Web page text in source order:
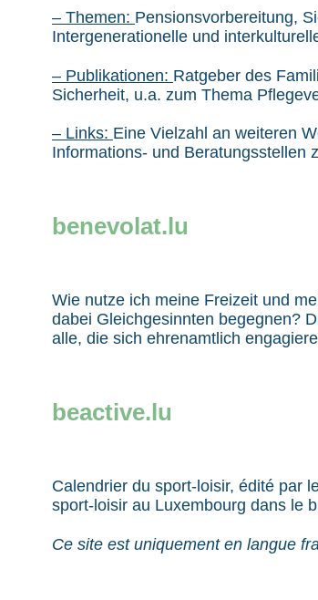
– Themen: Pensionsvorbereitung,
Intergenerationelle und
– Publikationen: Ratgeber des
Sicherheit, u.a. zum Thema
– Links: Eine Vielzahl an weiteren
Informations- und Beratungsstellen
benevolat.lu
Wie nutze ich meine Freizeit und
dabei Gleichgesinnten begegnen?
alle, die sich ehrenamtlich
beactive.lu
Calendrier du sport-loisir, édité par
sport-loisir au Luxembourg dans le
Ce site est uniquement en langue